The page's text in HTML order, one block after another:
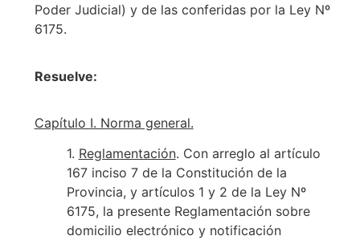
Poder Judicial) y de las conferidas por la Ley Nº
6175.
Resuelve:
Capítulo I. Norma general.
1. Reglamentación. Con arreglo al artículo
167 inciso 7 de la Constitución de la
Provincia, y artículos 1 y 2 de la Ley Nº
6175, la presente Reglamentación sobre
domicilio electrónico y notificación